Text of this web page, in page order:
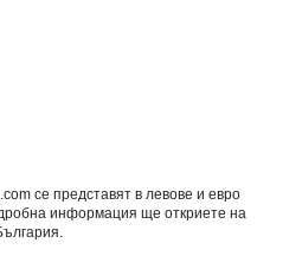
се представят в левове и евро
информация ще откриете на